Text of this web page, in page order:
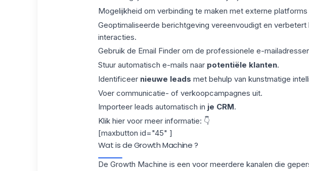
Mogelijkheid om verbinding te maken met externe platforms
Geoptimaliseerde berichtgeving vereenvoudigt en verbetert
interacties.
Gebruik de Email Finder om de professionele e-
Stuur automatisch e-mails naar potentiële klanten.
Identificeer nieuwe leads met behulp van kunstmatige
Voer communicatie- of verkoopcampagnes uit.
Importeer leads automatisch in je CRM.
Klik hier voor meer informatie: 👇
[maxbutton id="45" ]
Wat is de Growth Machine ?
De Growth Machine is een voor meerdere kanalen die